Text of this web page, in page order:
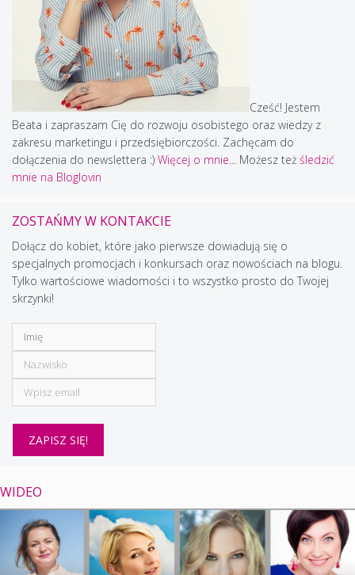
Cześć! Jestem
Beata i zapraszam Cię do rozwoju osobistego oraz wiedzy z
zakresu marketingu i przedsiębiorczości. Zachęcam do
dołączenia do newslettera :) Więcej o mnie... Możesz też śledzić
mnie na Bloglovin
ZOSTAŃMY W KONTAKCIE
Dołącz do kobiet, które jako pierwsze dowiadują się o
specjalnych promocjach i konkursach oraz nowościach na blogu.
Tylko wartościowe wiadomości i to wszystko prosto do Twojej
skrzynki!
WIDEO